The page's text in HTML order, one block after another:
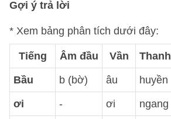
Gợi ý trả lời
* Xem bảng phân tích dưới đây:
Tiếng Âm đầu Vần Thanh
Bầu b (bờ) âu huyền
ơi - ơi ngang